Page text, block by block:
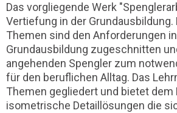
Das vorgliegende Werk
Vertiefung in der Grundausbildung.
Themen sind den Anforderungen
Grundausbildung zugeschnitten
angehenden Spengler zum
für den beruflichen Alltag. Das
Themen gegliedert und bietet dem
isometrische Detaillösungen die